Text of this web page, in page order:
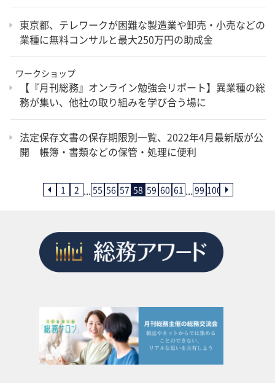
東京都、テレワークが困難な製造業や卸売・小売などの
業種に無料コンサルと最大250万円の助成金
ワークショップ
【『月刊総務』オンライン勉強会リポート】異業種の総
務が集い、他社の取り組みを学び合う場に
法定保存文書の保存期限別一覧、2022年4月最新版が公
開 帳簿・書類などの保管・処理に便利
1 2 ... 55 56 57 58 59 60 61 ...99 100